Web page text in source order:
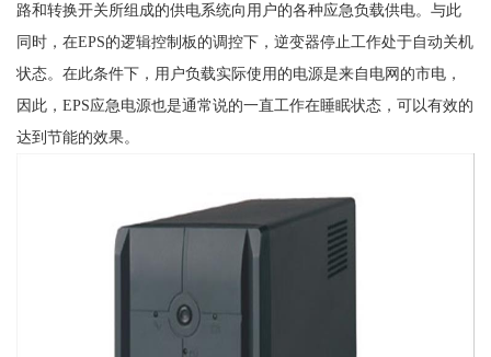
路和转换开关所组成的供电系统向用户的各种应急负载供电。与此
同时，在EPS的逻辑控制板的调控下，逆变器停止工作处于自动关机
状态。在此条件下，用户负载实际使用的电源是来自电网的市电，
因此，EPS应急电源也是通常说的一直工作在睡眠状态，可以有效的
达到节能的效果。